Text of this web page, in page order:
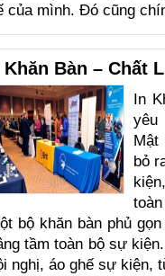
của mình. Đó cũng
Khăn Bàn – Chất
In
yêu
Mật
bỏ
bộ khăn bàn phủ
tầm toàn bộ sự
nghị, áo ghế sự